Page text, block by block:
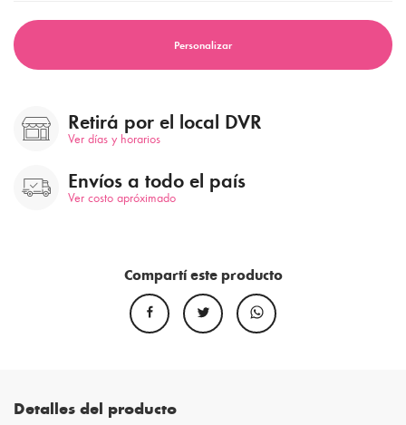
Personalizar
Retirá por el local DVR
Ver días y horarios
Envíos a todo el país
Ver costo apróximado
Compartí este producto
Detalles del producto